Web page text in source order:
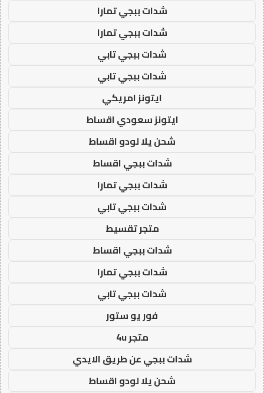
شدات ببجي تمارا
شدات ببجي تمارا
شدات ببجي تابي
شدات ببجي تابي
ايتونز امريكي
ايتونز سعودي اقساط
شحن يلا لودو اقساط
شدات ببجي اقساط
شدات ببجي تمارا
شدات ببجي تابي
متجر تقسيط
شدات ببجي اقساط
شدات ببجي تمارا
شدات ببجي تابي
فور يو ستور
متجر 4u
شدات ببجي عن طريق الايدي
شحن يلا لودو اقساط